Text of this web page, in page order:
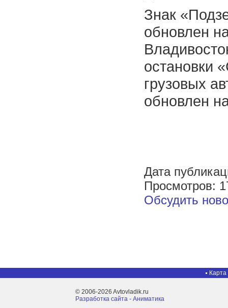
Знак
обновлен
остановки
грузовых
обновлен
Дата
Просмотров:
Обсудить
Карта
© 2006-2026 Avtovladik.ru
Разработка сайта - Aниматика